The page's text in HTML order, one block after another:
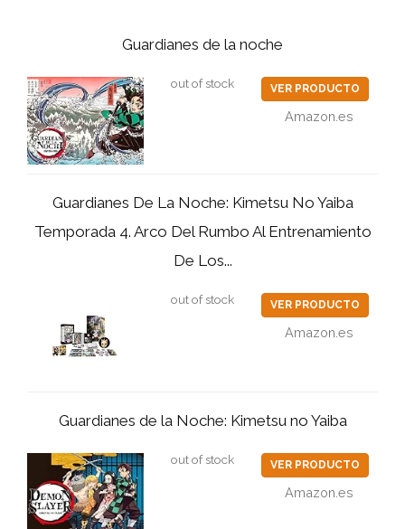
Guardianes de la noche
out of stock VER PRODUCTO
Amazon.es
Guardianes De La Noche: Kimetsu No Yaiba
Temporada 4. Arco Del Rumbo Al Entrenamiento
De Los...
out of stock VER PRODUCTO
Amazon.es
Guardianes de la Noche: Kimetsu no Yaiba
out of stock VER PRODUCTO
Amazon.es